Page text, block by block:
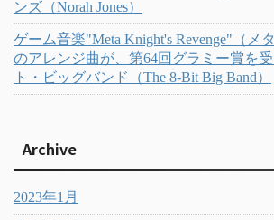
ンズ（Norah Jones）
ゲーム音楽"Meta Knight's Revenge"（メ
のアレンジ曲が、第64回グラミー賞を
ト・ビッグバンド（The 8-Bit Big Band）
Archive
2023年1月